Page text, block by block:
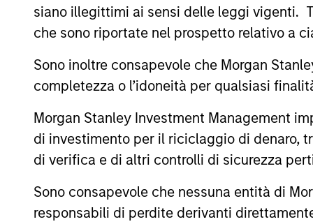
siano illegittimi ai sensi delle leggi vigenti.
che sono riportate nel prospetto relativo a
Sono inoltre consapevole che Morgan
completezza o l’idoneità per qualsiasi
Morgan Stanley Investment Management
di investimento per il riciclaggio di denaro,
di verifica e di altri controlli di sicurezza
Sono consapevole che nessuna entità di
responsabili di perdite derivanti
Inoltre, gli investitori italiani sono invitati a prendere
supplementari per Hong Kong” (“Additional Information
lingua tedesca del Prospetto Informativo, del
Ginevra. L’agente pagatore in Svizzera è Banque
Se la società di gestione del Comparto in questione
lo farà nel rispetto delle norme OICVM.
Per i termini e le definizioni riguardanti il comparto si
Tutti i dati di performance sono calcolati in base al
rimborso delle azioni. La fonte di tutti i dati relativi alle
Il valore degli investimenti e i proventi da essi derivanti
recuperare l'importo investito.